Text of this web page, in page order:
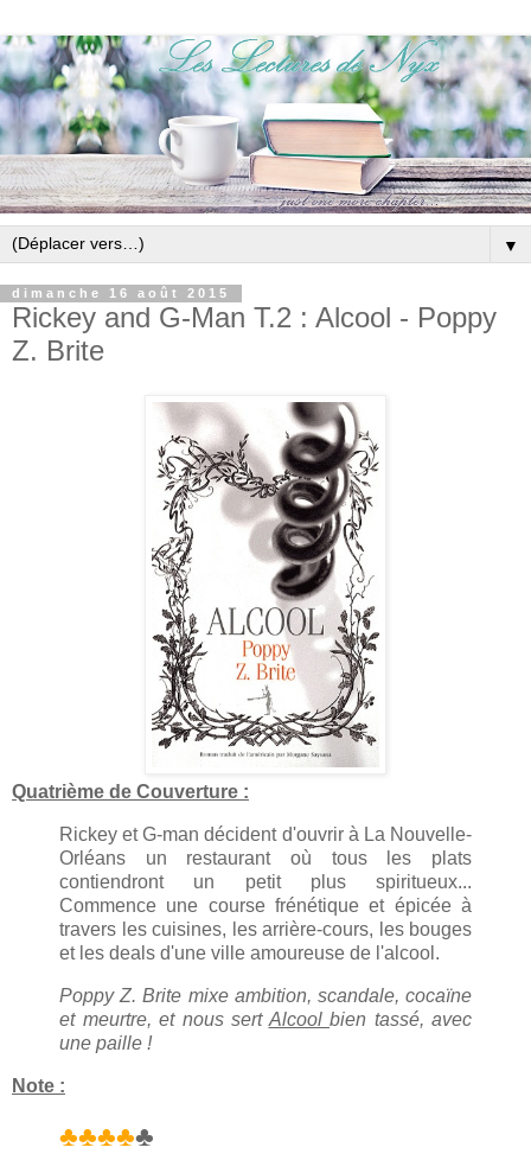
▼
dimanche 16 août 2015
Rickey and G-Man T.2 : Alcool - Poppy
Z. Brite
Quatrième de Couverture :
Rickey et G-man décident d'ouvrir à La Nouvelle-
Orléans un restaurant où tous les plats
contiendront un petit plus spiritueux...
Commence une course frénétique et épicée à
travers les cuisines, les arrière-cours, les bouges
et les deals d'une ville amoureuse de l'alcool.
Poppy Z. Brite mixe ambition, scandale, cocaïne
et meurtre, et nous sert Alcool bien tassé, avec
une paille !
Note :
♣♣♣♣♣